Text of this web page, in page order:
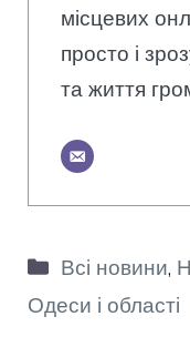
місцевих
просто і
та життя
Категорії
Всі новини,
Одеси і області